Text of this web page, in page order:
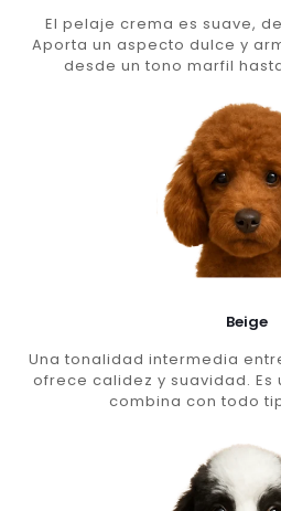
El pelaje crema es suave,
Aporta un aspecto dulce y
desde un tono marfil
Beige
Una tonalidad intermedia
ofrece calidez y suavidad. Es
combina con todo